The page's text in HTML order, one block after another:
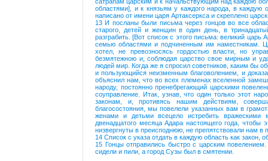
областями], и к князьям у каждого народа, в
написано от имени царя Артаксеркса и скреплено
13 И посланы были письма через гонцов во все
старого, детей и женщин в один день, в
разграбить. [Вот список с этого письма: великий
семью областями и подчиненным им наместникам.
хотел, не превозносясь гордостью власти, но
безмятежною и, соблюдая царство свое мирным и
людей мир. Когда же я спросил советников, каким бы
и пользующийся неизменным благоволением, и
объяснил нам, что во всех племенах вселенной
народу, постоянно пренебрегающий царскими
соуправление. Итак, узнав, что один только этот
законам, и, противясь нашим действиям,
благосостояния, мы повелели указанных вам в
женами и детьми всецело истребить
двенадцатого месяца Адара настоящего года,
низвергнуты в преисподнюю, не препятствовали нам
14 Список с указа отдать в каждую область как
15 Гонцы отправились быстро с царским
сидели и пили, а город Сузы был в смятении.